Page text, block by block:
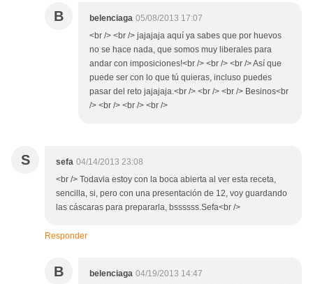
B belenciaga 05/08/2013 17:07
<br /> <br /> jajajaja aquí ya sabes que por huevos
no se hace nada, que somos muy liberales para
andar con imposiciones!<br /> <br /> <br /> Así que
puede ser con lo que tú quieras, incluso puedes
pasar del reto jajajaja.<br /> <br /> <br /> Besinos<br
/> <br /> <br /> <br />
S sefa 04/14/2013 23:08
<br /> Todavia estoy con la boca abierta al ver esta receta,
sencilla, si, pero con una presentación de 12, voy guardando
las cáscaras para prepararla, bssssss.Sefa<br />
Responder
B belenciaga 04/19/2013 14:47